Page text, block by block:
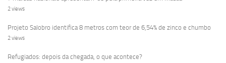
2 views
Projeto Salobro identifica 8 metros com teor de 6,54% de zinco e chumbo
2 views
Refugiados: depois da chegada, o que acontece?